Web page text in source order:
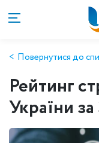
Повернутися до
Рейтинг
України